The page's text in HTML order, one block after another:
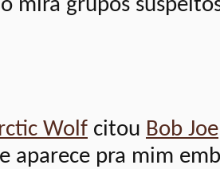
mira grupos
Wolf citou Bob Joe
aparece pra mim